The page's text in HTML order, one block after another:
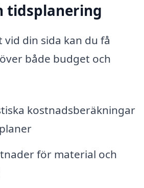
tidsplanering
din sida kan du få
både budget och
kostnadsberäkningar
för material och